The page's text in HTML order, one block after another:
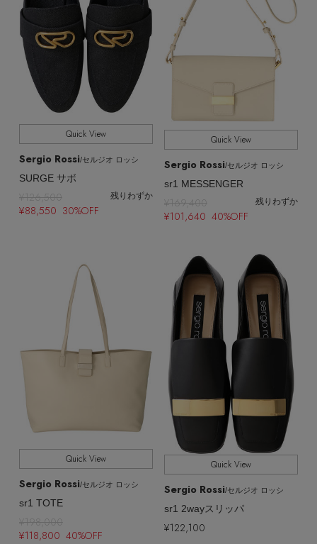
Quick View
Sergio Rossi/セルジオ ロッシ
SURGE サボ
¥126,500 残りわずか
¥88,550 30%OFF
Quick View
Sergio Rossi/セルジオ ロッシ
sr1 MESSENGER
¥169,400 残りわずか
¥101,640 40%OFF
Quick View
Sergio Rossi/セルジオ ロッシ
sr1 TOTE
¥198,000
¥118,800 40%OFF
Quick View
Sergio Rossi/セルジオ ロッシ
sr1 2wayスリッパ
¥122,100